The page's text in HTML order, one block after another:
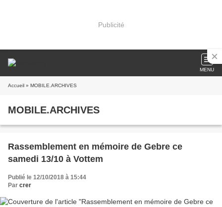
Publicité
MENU
Accueil » MOBILE.ARCHIVES
MOBILE.ARCHIVES
Rassemblement en mémoire de Gebre ce
samedi 13/10 à Vottem
Publié le 12/10/2018 à 15:44
Par crer